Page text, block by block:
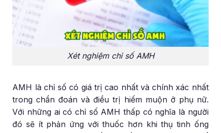
Xét nghiệm chỉ số AMH
AMH là chỉ số có giá trị cao nhất và chính xác nhất
trong chẩn đoán và điều trị hiếm muộn ở phụ nữ.
Với những ai có chỉ số AMH thấp có nghĩa là người
đó sẽ ít phản ứng với thuốc hơn khi thụ tinh ống